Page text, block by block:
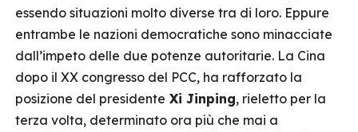
essendo situazioni molto diverse tra di loro. Eppure
entrambe le nazioni democratiche sono minacciate
dall’impeto delle due potenze autoritarie. La Cina
dopo il XX congresso del PCC, ha rafforzato la
posizione del presidente Xi Jinping, rieletto per la
terza volta, determinato ora più che mai a